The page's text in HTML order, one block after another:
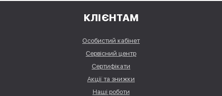
КЛІЄНТАМ
Особистий кабінет
Сервісний центр
Сертифікати
Акції та знижки
Наші роботи